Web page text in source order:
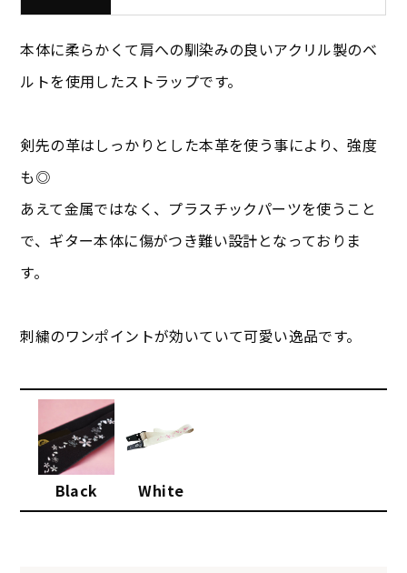
本体に柔らかくて肩への馴染みの良いアクリル製のベ
ルトを使用したストラップです。
剣先の革はしっかりとした本革を使う事により、強度
も◎
あえて金属ではなく、プラスチックパーツを使うこと
で、ギター本体に傷がつき難い設計となっておりま
す。
刺繍のワンポイントが効いていて可愛い逸品です。
Black White